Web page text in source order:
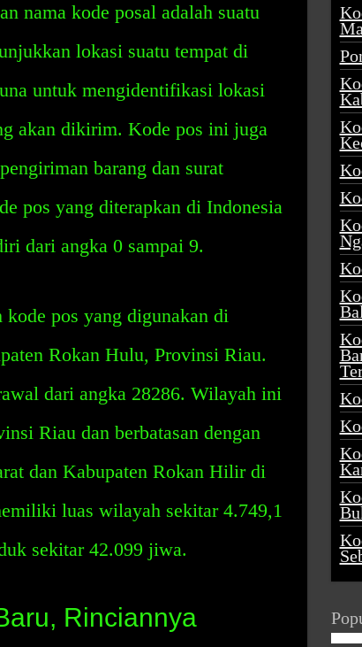
nama kode posal adalah suatu
lokasi suatu tempat di
untuk mengidentifikasi lokasi
akan dikirim. Kode pos ini juga
barang dan surat
pos yang diterapkan di Indonesia
dari angka 0 sampai 9.
pos yang digunakan di
Rokan Hulu, Provinsi Riau.
dari angka 28286. Wilayah ini
Riau dan berbatasan dengan
dan Kabupaten Rokan Hilir di
luas wilayah sekitar 4.749,1
sekitar 42.099 jiwa.
Rinciannya